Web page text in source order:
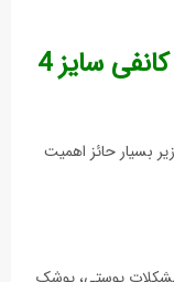
نکات استفاده از پوشک بچه کانفی سایز 4
بسیار حائز اهمیت